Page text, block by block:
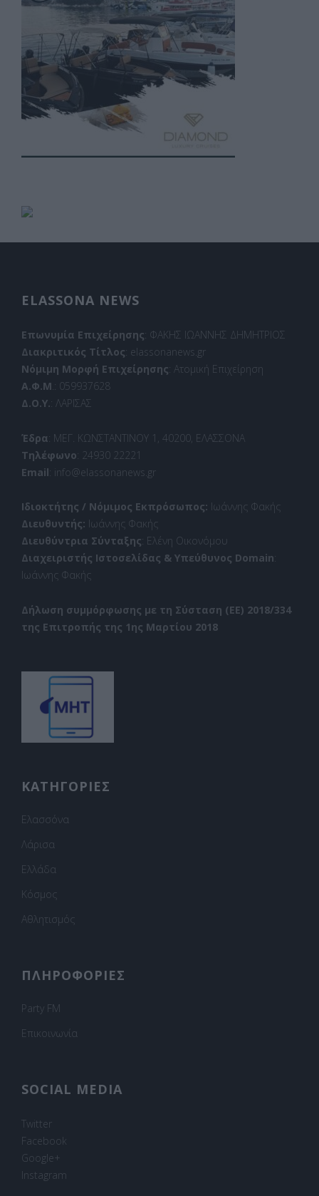
ELASSONA NEWS
Επωνυμία Επιχείρησης: ΦΑΚΗΣ ΙΩΑΝΝΗΣ ΔΗΜΗΤΡΙΟΣ
Διακριτικός Τίτλος: elassonanews.gr
Νόμιμη Μορφή Επιχείρησης: Ατομική Επιχείρηση
Α.Φ.Μ.: 059937628
Δ.Ο.Υ.: ΛΑΡΙΣΑΣ
Έδρα: ΜΕΓ. ΚΩΝΣΤΑΝΤΙΝΟΥ 1, 40200, ΕΛΑΣΣΟΝΑ
Τηλέφωνο: 24930 22221
Email: info@elassonanews.gr
Ιδιοκτήτης / Νόμιμος Εκπρόσωπος: Ιωάννης Φακής
Διευθυντής: Ιωάννης Φακής
Διευθύντρια Σύνταξης: Ελένη Οικονόμου
Διαχειριστής Ιστοσελίδας & Υπεύθυνος Domain:
Ιωάννης Φακής
Δήλωση συμμόρφωσης με τη Σύσταση (ΕΕ) 2018/334
της Επιτροπής της 1ης Μαρτίου 2018
ΚΑΤΗΓΟΡΙΕΣ
Ελασσόνα
Λάρισα
Ελλάδα
Κόσμος
Αθλητισμός
ΠΛΗΡΟΦΟΡΙΕΣ
Party FM
Επικοινωνία
SOCIAL MEDIA
Twitter
Facebook
Google+
Instagram